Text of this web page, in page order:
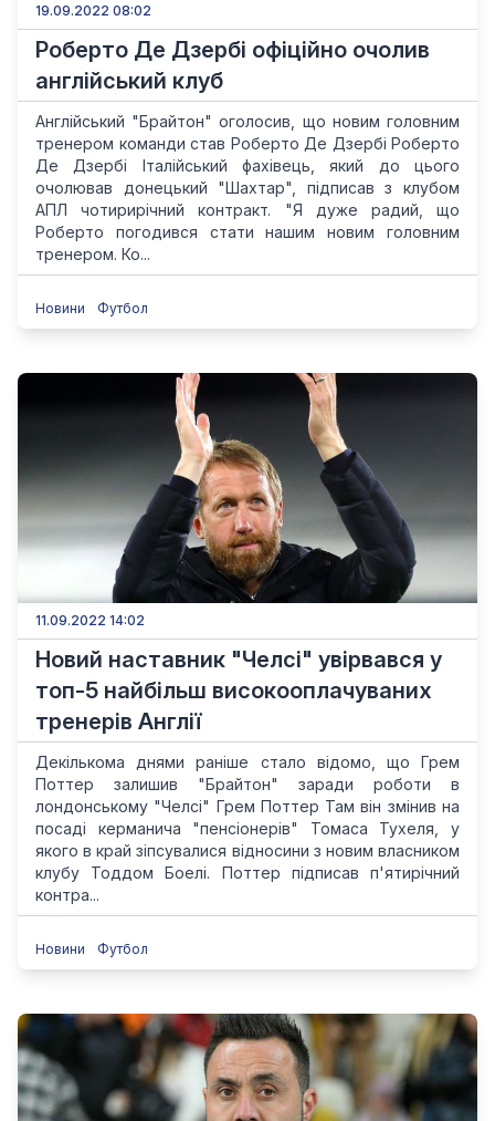
19.09.2022 08:02
Роберто Де Дзербі офіційно очолив
англійський клуб
Англійський "Брайтон" оголосив, що новим головним
тренером команди став Роберто Де Дзербі Роберто
Де Дзербі Італійський фахівець, який до цього
очолював донецький "Шахтар", підписав з клубом
АПЛ чотирирічний контракт. "Я дуже радий, що
Роберто погодився стати нашим новим головним
тренером. Ко...
Новини Футбол
11.09.2022 14:02
Новий наставник "Челсі" увірвався у
топ-5 найбільш високооплачуваних
тренерів Англії
Декількома днями раніше стало відомо, що Грем
Поттер залишив "Брайтон" заради роботи в
лондонському "Челсі" Грем Поттер Там він змінив на
посаді керманича "пенсіонерів" Томаса Тухеля, у
якого в край зіпсувалися відносини з новим власником
клубу Тоддом Боелі. Поттер підписав п'ятирічний
контра...
Новини Футбол